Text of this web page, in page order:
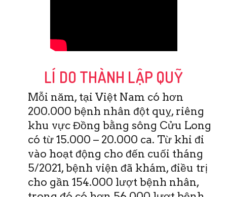
LÍ DO THÀNH LẬP QUỸ
Mỗi năm, tại Việt Nam có hơn
200.000 bệnh nhân đột quỵ, riêng
khu vực Đồng bằng sông Cửu Long
có từ 15.000 – 20.000 ca. Từ khi đi
vào hoạt động cho đến cuối tháng
5/2021, bệnh viện đã khám, điều trị
cho gần 154.000 lượt bệnh nhân,